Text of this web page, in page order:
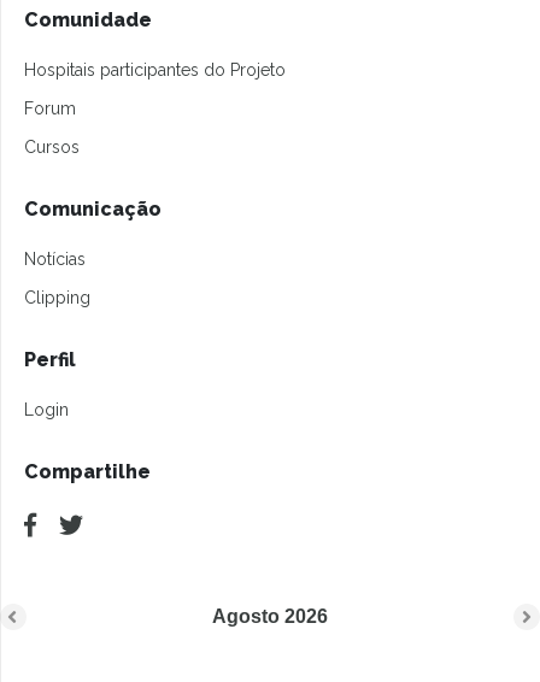
Comunidade
Hospitais participantes do Projeto
Forum
Cursos
Comunicação
Notícias
Clipping
Perfil
Login
Compartilhe
Agosto 2026